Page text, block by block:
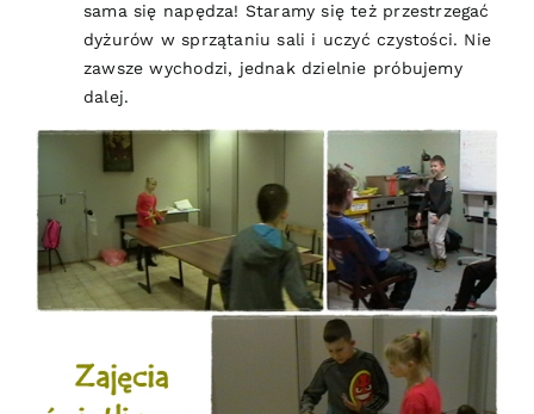
sama się napędza! Staramy się też przestrzegać
dyżurów w sprzątaniu sali i uczyć czystości. Nie
zawsze wychodzi, jednak dzielnie próbujemy
dalej.